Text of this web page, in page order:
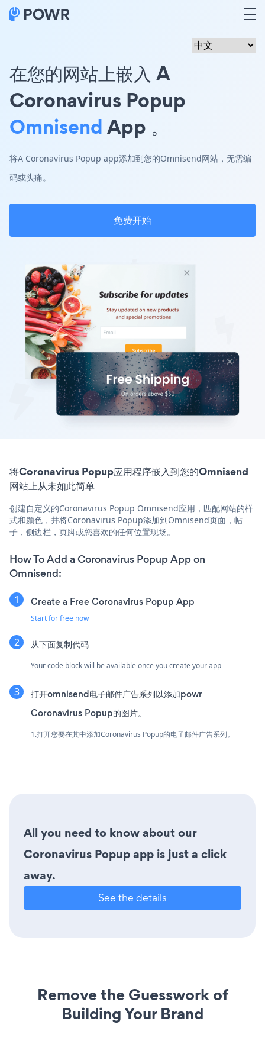
在您的网站上嵌入 A
Coronavirus Popup
OmnisendApp 。
将A Coronavirus Popup app添加到您的Omnisend网站，无需编
码或头痛。
免费开始
将Coronavirus Popup应用程序嵌入到您的Omnisend
网站上从未如此简单
创建自定义的Coronavirus Popup Omnisend应用，匹配网站的样
式和颜色，并将Coronavirus Popup添加到Omnisend页面，帖
子，侧边栏，页脚或您喜欢的任何位置现场。
How To Add a Coronavirus Popup App on
Omnisend:
Create a Free Coronavirus Popup App
Start for free now
从下面复制代码
Your code block will be available once you create your app
打开omnisend电子邮件广告系列以添加powr
Coronavirus Popup的图片。
1.打开您要在其中添加Coronavirus Popup的电子邮件广告系列。
All you need to know about our
Coronavirus Popup app is just a click
away.
See the details
Remove the Guesswork of
Building Your Brand